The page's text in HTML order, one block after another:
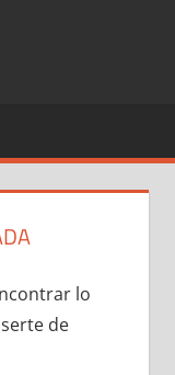
lo
de